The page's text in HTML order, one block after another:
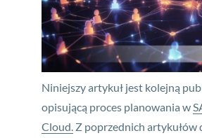
Niniejszy artykuł jest kolejną
opisującą proces planowania w
Cloud. Z poprzednich artykułów